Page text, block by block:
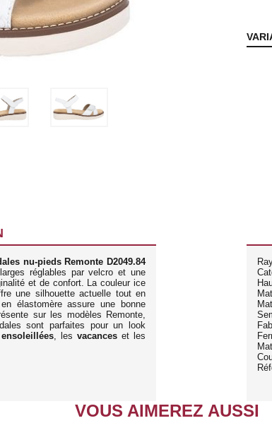
nu-pieds Remonte D2049.84
réglables par velcro et une
et de confort. La couleur ice
une silhouette actuelle tout en
élastomère assure une bonne
sur les modèles Remonte,
sont parfaites pour un look
, lesvacances et les
VOUS AIMEREZ AUSSI